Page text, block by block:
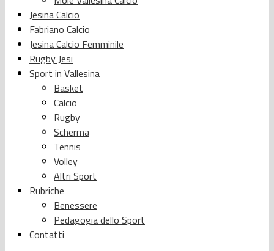
Jesina Calcio
Fabriano Calcio
Jesina Calcio Femminile
Rugby Jesi
Sport in Vallesina
Basket
Calcio
Rugby
Scherma
Tennis
Volley
Altri Sport
Rubriche
Benessere
Pedagogia dello Sport
Contatti